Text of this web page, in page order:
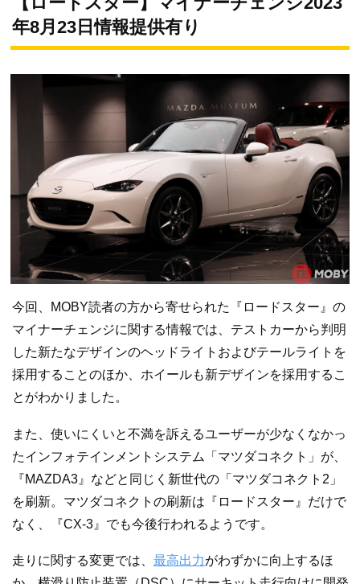
年8月23日情報提供有り
今回、MOBY読者の方から寄せられた『ロードスター』の
マイナーチェンジに関する情報では、テストカーから判明
した新たなデザインのヘッドライトおよびテールライトを
採用することのほか、ホイールも新デザインを採用するこ
とがわかりました。
また、使いにくいと不満を訴えるユーザーが少なくなかっ
たインフォテインメントシステム「マツダコネクト」が、
『MAZDA3』などと同じく新世代の「マツダコネクト2」
を刷新。マツダコネクトの刷新は『ロードスター』だけで
なく、『CX-3』でも今後行われるようです。
走りに関する変更では、 最高出力がわずかに向上するほ